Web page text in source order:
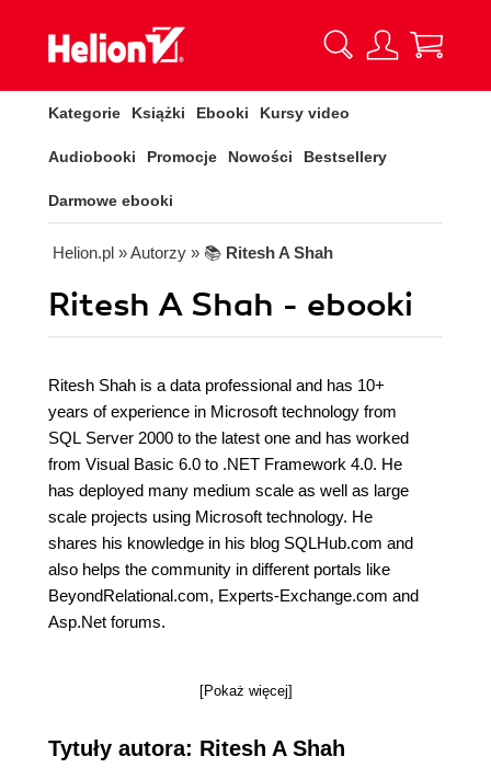
Kategorie Książki Ebooki Kursy video
Audiobooki Promocje Nowości Bestsellery
Darmowe ebooki
Helion.pl » Autorzy » 📚 Ritesh A Shah
Ritesh A Shah - ebooki
Ritesh Shah is a data professional and has 10+
years of experience in Microsoft technology from
SQL Server 2000 to the latest one and has worked
from Visual Basic 6.0 to .NET Framework 4.0. He
has deployed many medium scale as well as large
scale projects using Microsoft technology. He
shares his knowledge in his blog SQLHub.com and
also helps the community in different portals like
BeyondRelational.com, Experts-Exchange.com and
Asp.Net forums.
[Pokaż więcej]
Tytuły autora: Ritesh A Shah